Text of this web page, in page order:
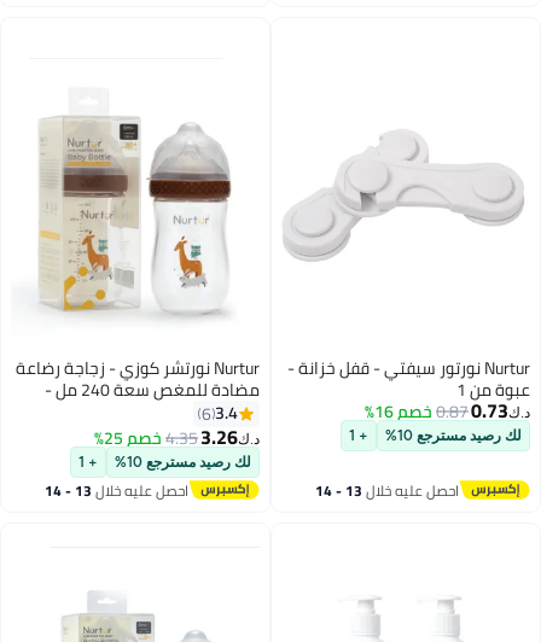
Nurtur نورتور سيفتي - قفل خزانة -
عبوة من 1
د.ك‏0.73
0.87خصم 16%
لك رصيد مسترجع 10% + 1
احصل عليه خلال 13 - 14
Nurtur نورتشر كوزي - زجاجة رضاعة
مضادة للمغص سعة 240 مل -
عنق واسع - بني
3.4
6
د.ك‏3.26
4.35خصم 25%
لك رصيد مسترجع 10% + 1
احصل عليه خلال 13 - 14